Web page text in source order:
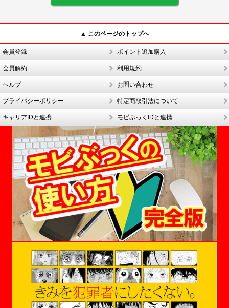
▲ このページのトップへ
会員登録 ポイント追加購入
会員解約 利用規約
ヘルプ お問い合わせ
プライバシーポリシー 特定商取引法について
キャリアIDと連携 モビぶっくIDと連携